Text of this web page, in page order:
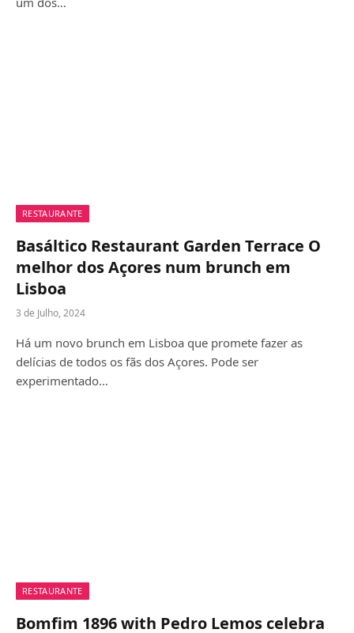
RESTAURANTE
Basáltico Restaurant Garden Terrace O
melhor dos Açores num brunch em
Lisboa
3 de Julho, 2024
Há um novo brunch em Lisboa que promete fazer as
delícias de todos os fãs dos Açores. Pode ser
experimentado…
RESTAURANTE
Bomfim 1896 with Pedro Lemos celebra